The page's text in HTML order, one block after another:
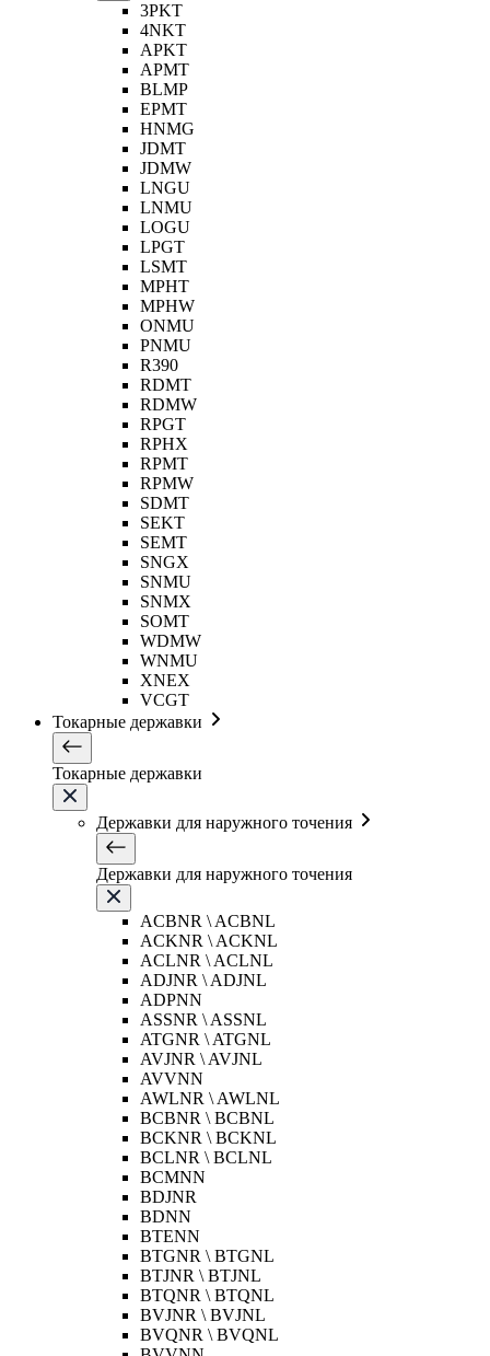
3PKT
4NKT
APKT
APMT
BLMP
EPMT
HNMG
JDMT
JDMW
LNGU
LNMU
LOGU
LPGT
LSMT
MPHT
MPHW
ONMU
PNMU
R390
RDMT
RDMW
RPGT
RPHX
RPMT
RPMW
SDMT
SEKT
SEMT
SNGX
SNMU
SNMX
SOMT
WDMW
WNMU
XNEX
VCGT
Токарные державки
Токарные державки
Державки для наружного точения
Державки для наружного точения
ACBNR \ ACBNL
ACKNR \ ACKNL
ACLNR \ ACLNL
ADJNR \ ADJNL
ADPNN
ASSNR \ ASSNL
ATGNR \ ATGNL
AVJNR \ AVJNL
AVVNN
AWLNR \ AWLNL
BCBNR \ BCBNL
BCKNR \ BCKNL
BCLNR \ BCLNL
BCMNN
BDJNR
BDNN
BTENN
BTGNR \ BTGNL
BTJNR \ BTJNL
BTQNR \ BTQNL
BVJNR \ BVJNL
BVQNR \ BVQNL